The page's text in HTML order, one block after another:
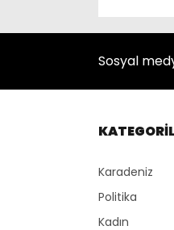
Sosyal
Karadeniz
Politika
Kadın